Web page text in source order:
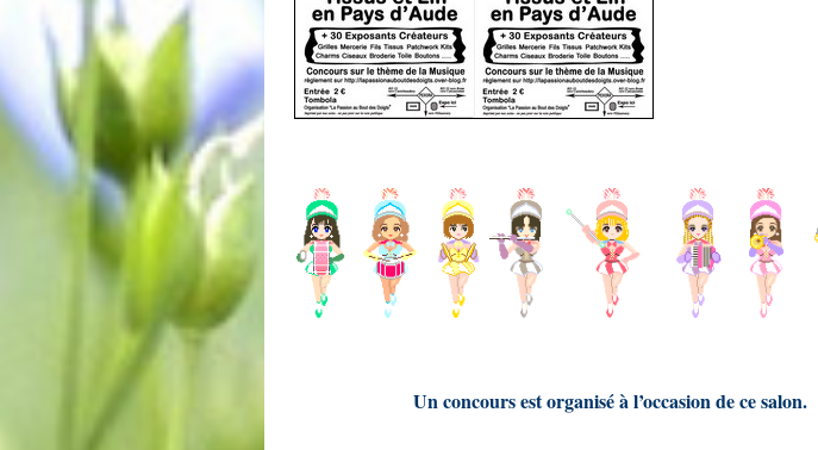
Un concours est organisé à l’occasion de ce salon.